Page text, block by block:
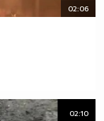
02:06
02:10